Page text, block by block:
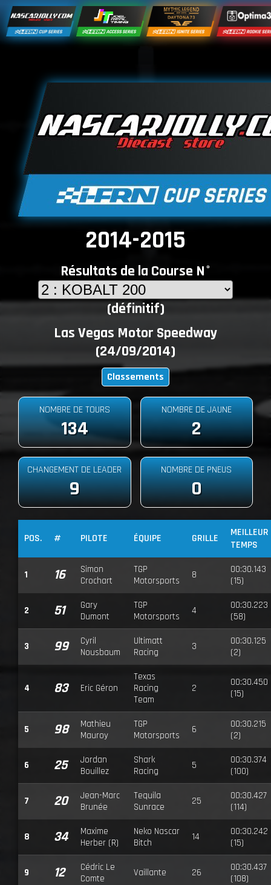
2014-2015
Résultats de la Course N°
(définitif)
Las Vegas Motor Speedway
(24/09/2014)
Classements
NOMBRE DE TOURS
134
NOMBRE DE JAUNE
2
CHANGEMENT DE LEADER
9
NOMBRE DE PNEUS
0
POS. # PILOTE ÉQUIPE GRILLE
MEILLEUR
TEMPS
1 16
Simon
Crochart
TGP
Motorsports
8
00:30.143
(15)
2 51
Gary
Dumont
TGP
Motorsports
4
00:30.223
(58)
3 99
Cyril
Nousbaum
Ultimatt
Racing
3
00:30.125
(2)
4 83 Eric Géron
Texas
Racing
Team
2
00:30.450
(15)
5 98
Mathieu
Mauroy
TGP
Motorsports
6
00:30.215
(2)
6 25
Jordan
Bouillez
Shark
Racing
5
00:30.374
(100)
7 20
Jean-Marc
Brunée
Tequila
Sunrace
25
00:30.427
(114)
8 34
Maxime
Herber (R)
Neko Nascar
Bitch
14
00:30.242
(15)
9 12
Cédric Le
Comte
Vaillante 26
00:30.437
(108)